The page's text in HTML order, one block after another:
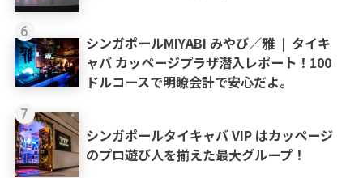
6
シンガポールMIYABI みやび／雅 ❘ タイキ
ャバ カッページプラザ潜入レポート！100
ドルコースで明瞭会計で安心だよ。
7
シンガポールタイキャバ VIP はカッページ
のプロ遊び人を揃えた最大グループ！